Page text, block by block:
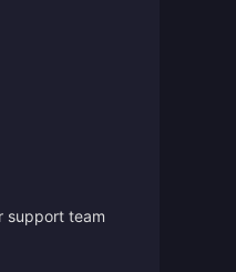
support team